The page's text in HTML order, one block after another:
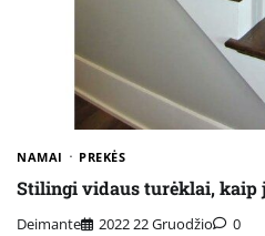
NAMAI PREKĖS
Stilingi vidaus turėklai, kaip
Deimante 2022 22 Gruodžio 0